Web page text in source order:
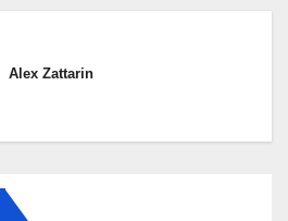
Alex Zattarin